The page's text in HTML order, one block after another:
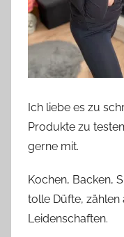
Ich liebe es zu
Produkte zu
gerne mit.
Kochen, Backen,
tolle Düfte, zählen
Leidenschaften.